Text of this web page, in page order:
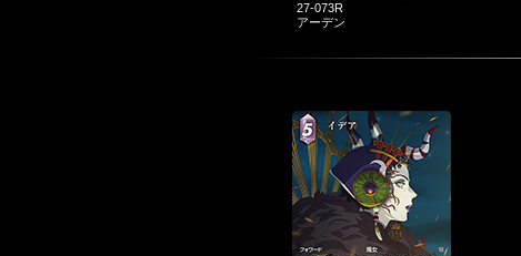
27-073R
アーデン